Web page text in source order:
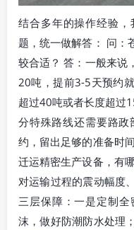
结合多年的操作经验
题，统一做解答： 问：
较合适？ 答：一般来说
20吨，提前3-5天预约
超过40吨或者长度超过
分特殊路线还需要路
约，留出足够的准备时
迁运精密生产设备，有
对运输过程的震动幅度
三层保障：一是定制
沫，做好防潮防水处理